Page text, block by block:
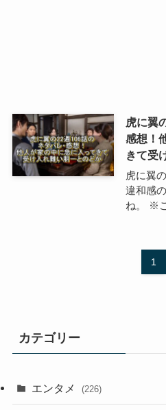
虎に翼
感想！
きて受
虎に翼
違和感
ね。 ※
1
カテゴリー
エンタメ (226)